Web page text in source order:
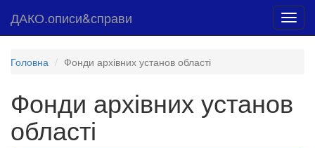
ДАКО.описи&справи
Головна Фонди архівних установ області
Фонди архівних установ
області